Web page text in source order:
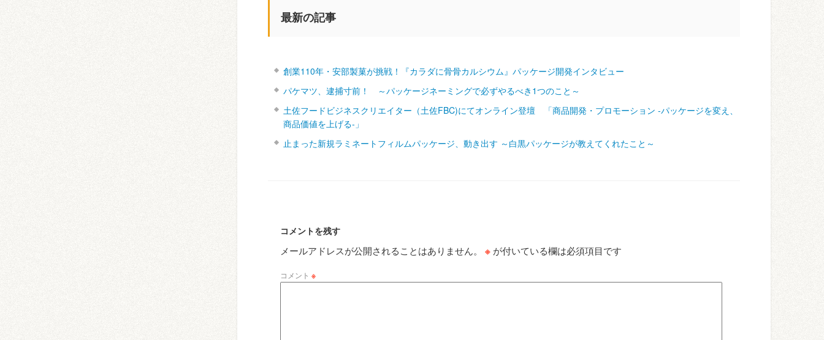
最新の記事
創業110年・安部製菓が挑戦！『カラダに骨骨カルシウム』パッケージ開発インタビュー
パケマツ、逮捕寸前！ ～パッケージネーミングで必ずやるべき1つのこと～
土佐フードビジネスクリエイター（土佐FBC)にてオンライン登壇 「商品開発・プロモーション ‐パッケージを変え、
商品価値を上げる‐」
止まった新規ラミネートフィルムパッケージ、動き出す ～白黒パッケージが教えてくれたこと～
コメントを残す
メールアドレスが公開されることはありません。 ※ が付いている欄は必須項目です
コメント ※